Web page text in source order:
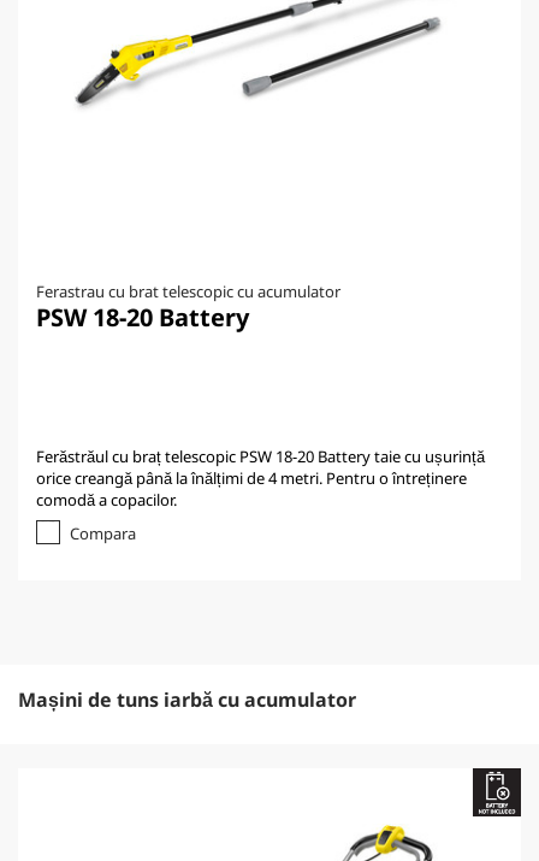
Ferastrau cu brat telescopic cu acumulator
PSW 18-20 Battery
Ferăstrăul cu braț telescopic PSW 18-20 Battery taie cu ușurință
orice creangă până la înălțimi de 4 metri. Pentru o întreținere
comodă a copacilor.
Compara
Mașini de tuns iarbă cu acumulator